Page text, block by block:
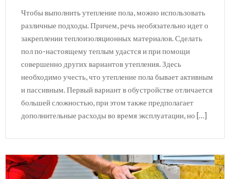
Чтобы выполнить утепление пола, можно использовать
различные подходы. Причем, речь необязательно идет о
закреплении теплоизоляционных материалов. Сделать
пол по-настоящему теплым удастся и при помощи
совершенно других вариантов утепления. Здесь
необходимо учесть, что утепление пола бывает активным
и пассивным. Первый вариант в обустройстве отличается
большей сложностью, при этом также предполагает
дополнительные расходы во время эксплуатации, но […]